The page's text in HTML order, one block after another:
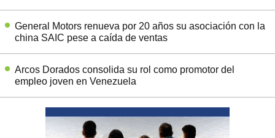
General Motors renueva por 20 años su asociación con la
china SAIC pese a caída de ventas
Arcos Dorados consolida su rol como promotor del
empleo joven en Venezuela